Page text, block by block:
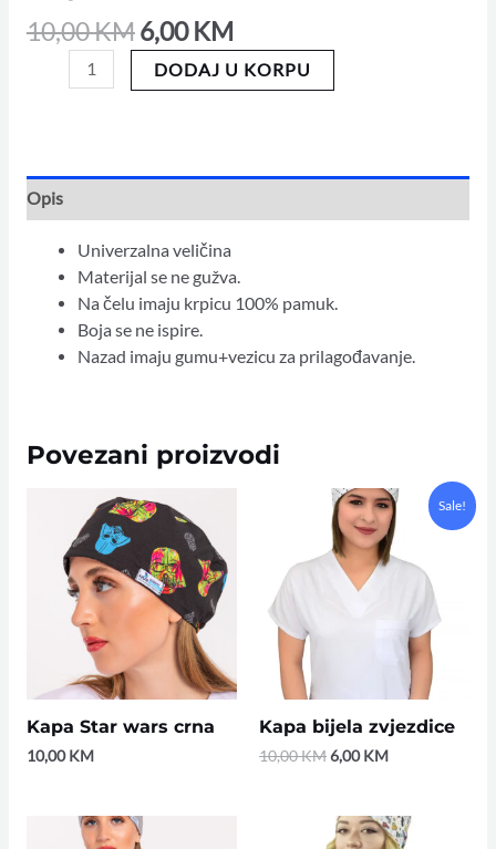
10,00KM6,00KM
DODAJ U KORPU
Opis
Univerzalna veličina
Materijal se ne gužva.
Na čelu imaju krpicu 100% pamuk.
Boja se ne ispire.
Nazad imaju gumu+vezicu za prilagođavanje.
Povezani proizvodi
Kapa Star wars crna
10,00KM
Sale!
Kapa bijela zvjezdice
10,00KM
Original
price
was:
10,00 KM.
6,00KM
Current
price
is:
6,00 KM.